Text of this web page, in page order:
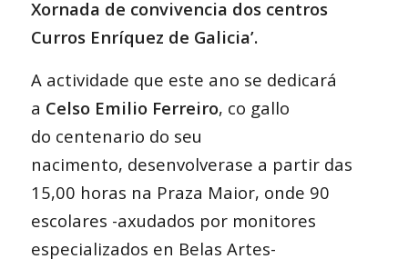
Xornada de convivencia dos centros
Curros Enríquez de Galicia’.
A actividade que este ano se dedicará
a Celso Emilio Ferreiro, co gallo
do centenario do seu
nacimento, desenvolverase a partir das
15,00 horas na Praza Maior, onde 90
escolares -axudados por monitores
especializados en Belas Artes-